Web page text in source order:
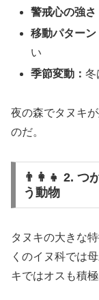
警戒心の強さ
移動パターン
い
季節変動：冬
夜の森でタヌキ
のだ。
👨‍👩‍👧 2. つ
う動物
タヌキの大きな
くのイヌ科では
キではオスも積極